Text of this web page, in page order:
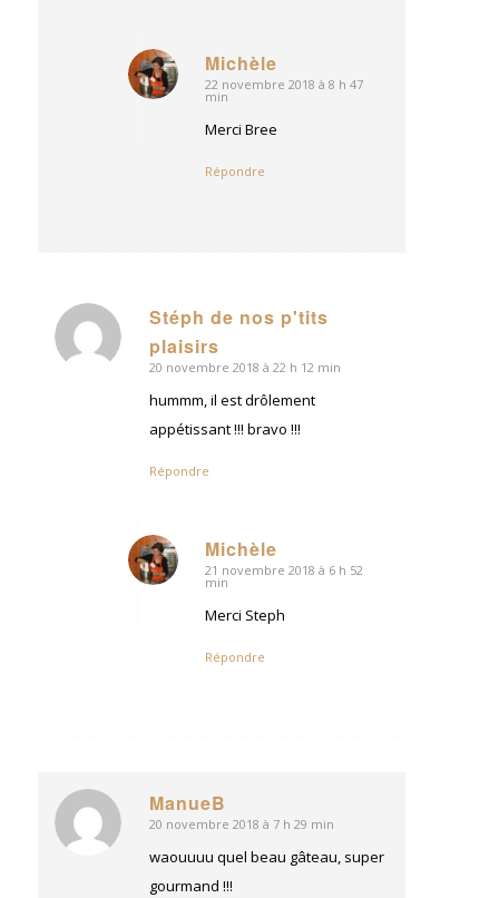
Michèle
dit
22 novembre 2018 à 8 h 47
min
Merci Bree
Répondre
Stéph de nos p'tits
plaisirs
dit
:
20 novembre 2018 à 22 h 12 min
hummm, il est drôlement
appétissant !!! bravo !!!
Répondre
Michèle
dit
21 novembre 2018 à 6 h 52
min
Merci Steph
Répondre
ManueB
dit
:
20 novembre 2018 à 7 h 29 min
waouuuu quel beau gâteau, super
gourmand !!!